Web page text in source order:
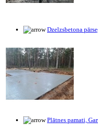
Dzelzsbetona
Plātnes pamati,